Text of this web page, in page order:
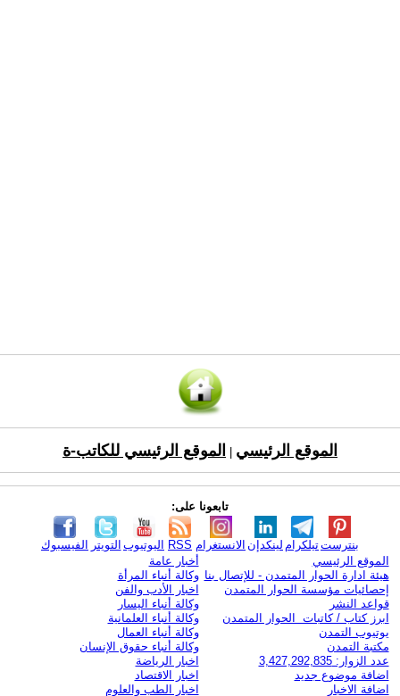
الموقع الرئيسي الموقع الرئيسي للكاتب-ة
تابعونا على:
الفيسبوك التويتر اليوتيوب RSS الانستغرام لينكدإن تيلكرامبنترست
الموقع الرئيسي
هيئة ادارة الحوار المتمدن - للإتصال بنا
إحصائيات مؤسسة الحوار المتمدن
قواعد النشر
ابرز كتاب / كاتبات الحوار المتمدن
يوتيوب التمدن
مكتبة التمدن
عدد الزوار: 3,427,292,835
اضافة موضوع جديد
اضافة الاخبار
أخبار عامة
وكالة أنباء المرأة
اخبار الأدب والفن
وكالة أنباء اليسار
وكالة أنباء العلمانية
وكالة أنباء العمال
وكالة أنباء حقوق الإنسان
اخبار الرياضة
اخبار الاقتصاد
اخبار الطب والعلوم